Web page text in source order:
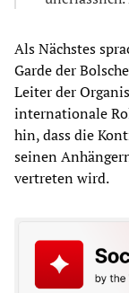
Als Nächstes
Garde der
Leiter der
internationale
hin, dass die
seinen
vertreten wird.